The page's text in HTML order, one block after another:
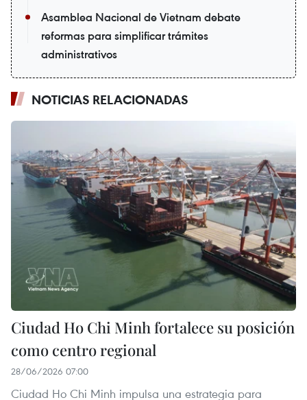
Asamblea Nacional de Vietnam debate
reformas para simplificar trámites
administrativos
NOTICIAS RELACIONADAS
Ciudad Ho Chi Minh fortalece su posición
como centro regional
28/06/2026 07:00
Ciudad Ho Chi Minh impulsa una estrategia para